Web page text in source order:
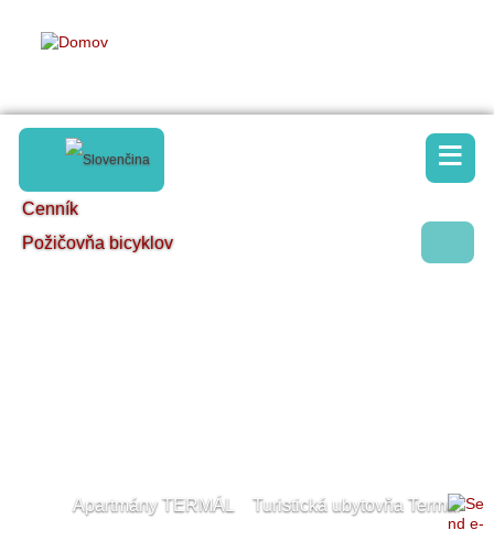
Cenník
Požičovňa bicyklov
Apartmány TERMÁL Turistická ubytovňa Termál
≡